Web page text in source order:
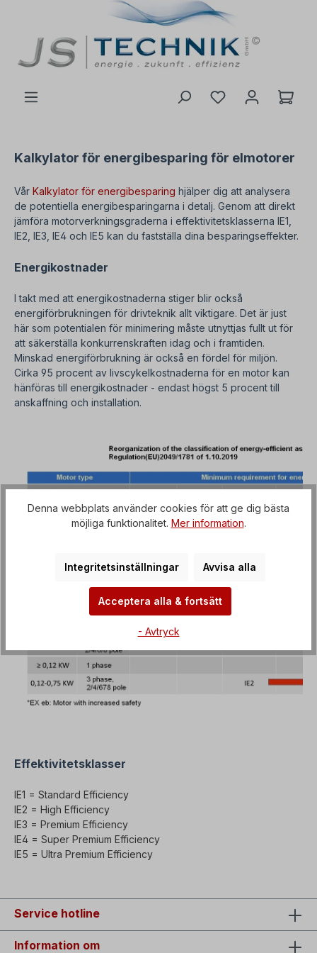
Kalkylator för energibesparing för elmotorer
Vår Kalkylator för energibesparing hjälper dig att analysera
de potentiella energibesparingarna i detalj. Genom att direkt
jämföra motorverkningsgraderna i effektivitetsklasserna IE1,
IE2, IE3, IE4 och IE5 kan du fastställa dina besparingseffekter.
Energikostnader
I takt med att energikostnaderna stiger blir också
energiförbrukningen för drivteknik allt viktigare. Det är just
här som potentialen för minimering måste utnyttjas fullt ut för
att säkerställa konkurrenskraften idag och i framtiden.
Minskad energiförbrukning är också en fördel för miljön.
Cirka 95 procent av livscykelkostnaderna för en motor kan
hänföras till energikostnader - endast högst 5 procent till
anskaffning och installation.
Effektivitetsklasser
IE1 = Standard Efficiency
IE2 = High Efficiency
IE3 = Premium Efficiency
IE4 = Super Premium Efficiency
IE5 = Ultra Premium Efficiency
Service hotline
Information om
Denna webbplats använder cookies för att ge dig bästa
möjliga funktionalitet. Mer information.
Integritetsinställningar Avvisa alla
Acceptera alla & fortsätt
- Avtryck